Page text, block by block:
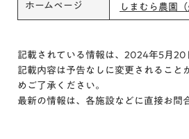
ホームページ しまむら農園（
記載されている情報は、2024年5月20
記載内容は予告なしに変更されること
めご了承ください。
最新の情報は、各施設などに直接お問